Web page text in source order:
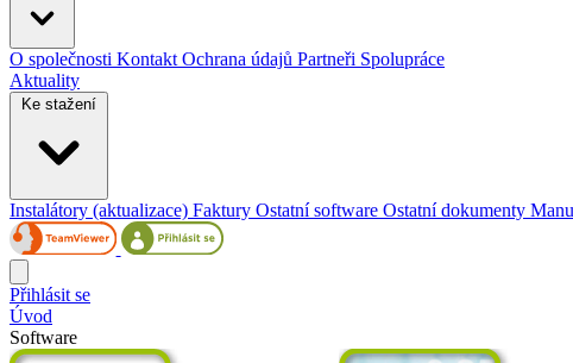
O společnosti Kontakt Ochrana údajů Partneři Spolupráce
Aktuality
Ke stažení
Instalátory (aktualizace) Faktury Ostatní software Ostatní dokumenty
Přihlásit se
Úvod
Software